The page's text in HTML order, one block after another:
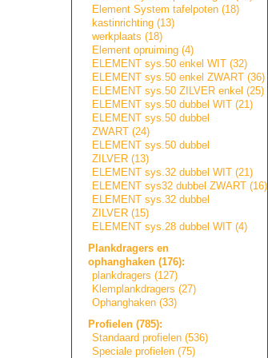
Element System tafelpoten (18)
kastinrichting (13)
werkplaats (18)
Element opruiming (4)
ELEMENT sys.50 enkel WIT (32)
ELEMENT sys.50 enkel ZWART (36)
ELEMENT sys.50 ZILVER enkel (25)
ELEMENT sys.50 dubbel WIT (21)
ELEMENT sys.50 dubbel
ZWART (24)
ELEMENT sys.50 dubbel
ZILVER (13)
ELEMENT sys.32 dubbel WIT (21)
ELEMENT sys32 dubbel ZWART (16)
ELEMENT sys.32 dubbel
ZILVER (15)
ELEMENT sys.28 dubbel WIT (4)
Plankdragers en
ophanghaken (176):
plankdragers (127)
Klemplankdragers (27)
Ophanghaken (33)
Profielen (785):
Standaard profielen (536)
Speciale profielen (75)